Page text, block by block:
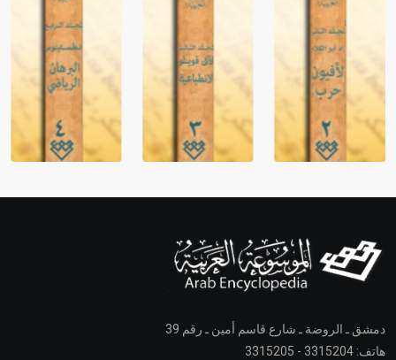
دمشق ـ الروضة ـ شارع قاسم أمين ـ رقم 39
هاتف: 3315204 - 3315205